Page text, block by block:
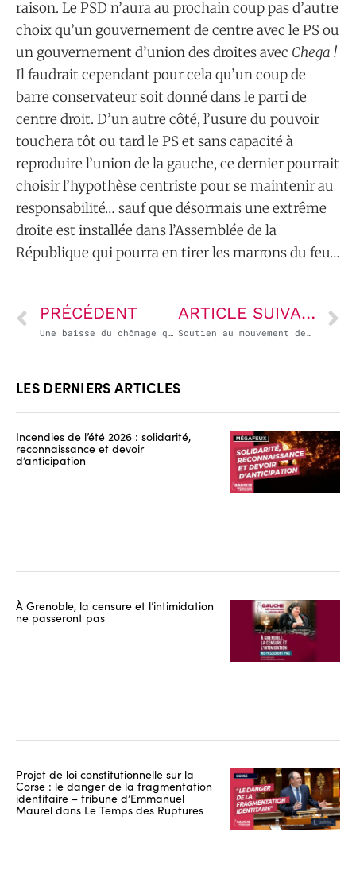
raison. Le PSD n’aura au prochain coup pas d’autre
choix qu’un gouvernement de centre avec le PS ou
un gouvernement d’union des droites avec Chega !
Il faudrait cependant pour cela qu’un coup de
barre conservateur soit donné dans le parti de
centre droit. D’un autre côté, l’usure du pouvoir
touchera tôt ou tard le PS et sans capacité à
reproduire l’union de la gauche, ce dernier pourrait
choisir l’hypothèse centriste pour se maintenir au
responsabilité… sauf que désormais une extrême
droite est installée dans l’Assemblée de la
République qui pourra en tirer les marrons du feu…
PRÉCÉDENT
Une baisse du chômage qui masque une aggravation des inégalités
ARTICLE SUIVANT
Soutien au mouvement des travailleurs sociaux du 1er février 2022
LES DERNIERS ARTICLES
Incendies de l’été 2026 : solidarité,
reconnaissance et devoir
d’anticipation
À Grenoble, la censure et l’intimidation
ne passeront pas
Projet de loi constitutionnelle sur la
Corse : le danger de la fragmentation
identitaire – tribune d’Emmanuel
Maurel dans Le Temps des Ruptures